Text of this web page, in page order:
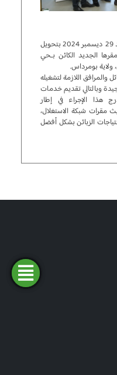
قام البنك الوطني الجزائري، اليوم الأحد 29 ديسمبر 2024 بتحويل
الجديد الكائن بـحي
بومرداس.
والمرافق اللازمة لتشغيله
وبالتالي تقديم خدمات
هذا الإجراء في إطار
مقرات شبكة الاستغلال،
الزبائن بشكل أفضل
ابحث
عن وكالة
طلب
تمويل
المحاكاة
فتح
حساب